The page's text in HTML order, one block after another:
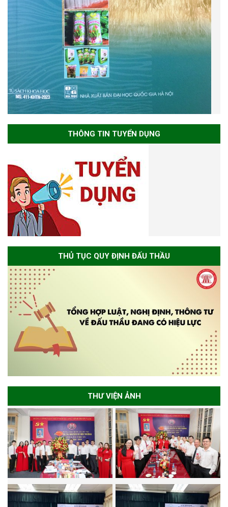
THÔNG TIN TUYỂN DỤNG
THỦ TỤC QUY ĐỊNH ĐẤU THẦU
THƯ VIỆN ẢNH